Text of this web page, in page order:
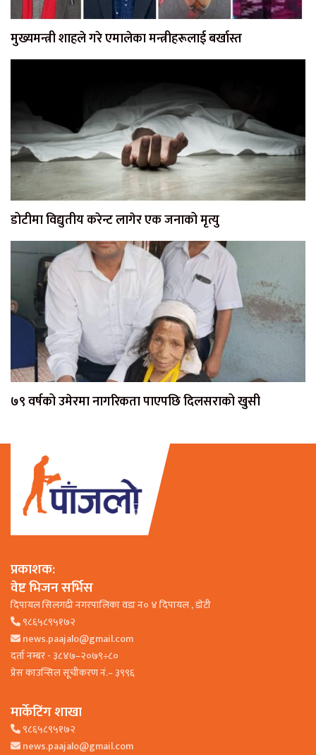
मुख्यमन्त्री शाहले गरे एमालेका मन्त्रीहरूलाई बर्खास्त
डोटीमा विद्युतीय करेन्ट लागेर एक जनाको मृत्यु
७९ वर्षको उमेरमा नागरिकता पाएपछि दिलसराको खुसी
प्रकाशक:
वेष्ट भिजन सर्भिस
दिपायल सिलगढी नगरपालिका वडा न० ४ दिपायल , डाेटी
९८६५८९५१७२
news.paajalo@gmail.com
दर्ता नम्बर - ३८४७–२०७९÷८०
प्रेस काउन्सिल सूचीकरण नं.– ३९९६
मार्केटिंग शाखा
९८६५८९५१७२
news.paajalo@gmail.com